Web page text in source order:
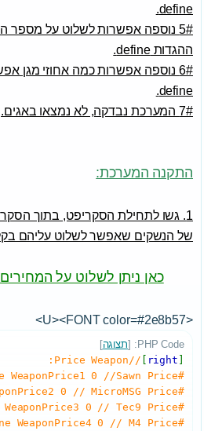
define.
5# נוספה אפשרות לשלוט על מספר
ההגדות define.
6# נוספה אפשרות כמה אחוזי מגן
define.
7# המערכת נבדקה, לא נמצאו באגים.
התקנה המערכת:
1. גשו לתחילת הסקריפט, בתוך
של הנשקים שאפשר לשלוט עליהם
כאן ניתן לשלוט על
<U><FONT color=#2e8b57>
PHP Code: [ תצוגה
right
//Price Weapon:
#define WeaponPrice1 0 //Sawn Price
#define WeaponPrice2 0 // MicroMSG Price
#define WeaponPrice3 0 // Tec9 Price
#define WeaponPrice4 0 // M4 Price